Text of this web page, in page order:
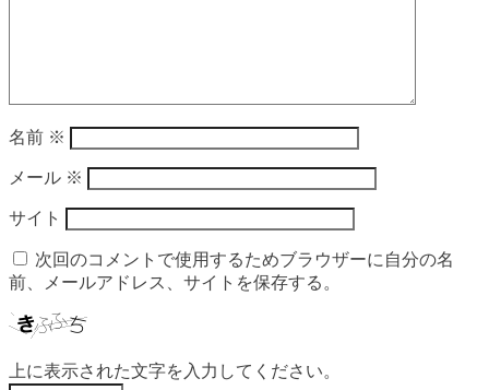
名前 ※
メール ※
サイト
次回のコメントで使用するためブラウザーに自分の名
前、メールアドレス、サイトを保存する。
上に表示された文字を入力してください。